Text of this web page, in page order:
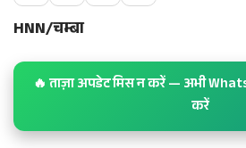
HNN/चम्बा
🔥 ताज़ा अपडेट मिस न करें — अभी
करें